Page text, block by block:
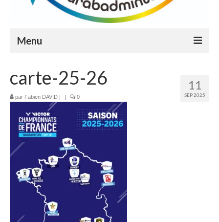
Menu
Le badminton
Le parabadminton
S’inscrire
Horaires
Tutoriels
Compétitions
Nos événements
11
SEP 2025
carte-25-26
par Fabien DAVID | | 0